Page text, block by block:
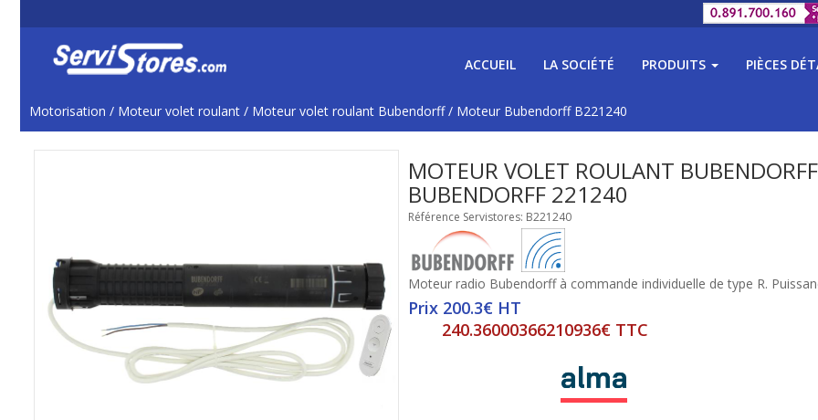
ACCUEIL LA SOCIÉTÉ PRODUITS PIÈCES
Motorisation / Moteur volet roulant / Moteur volet roulant Bubendorff / Moteur Bubendorff B221240
MOTEUR VOLET ROULANT BUBENDORFF
BUBENDORFF 221240
Référence Servistores: B221240
Moteur radio Bubendorff à commande individuelle de type R.
Prix 200.3€ HT
240.36000366210936€ TTC